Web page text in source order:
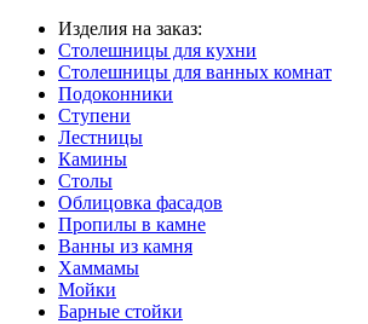
Изделия на заказ:
Столешницы для кухни
Столешницы для ванных комнат
Подоконники
Ступени
Лестницы
Камины
Столы
Облицовка фасадов
Пропилы в камне
Ванны из камня
Хаммамы
Мойки
Барные стойки